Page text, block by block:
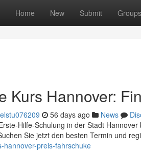
Home New Submit Groups
Kurs Hannover:
56 days ago News
Hilfe-Schulung in der Stadt
Sie jetzt den besten Termin und
hannover-preis-fahrschuke